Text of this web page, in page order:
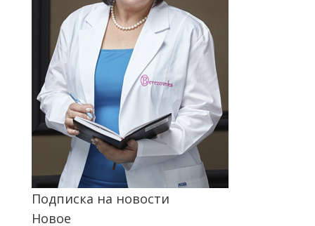
Подписка на новости
Новое